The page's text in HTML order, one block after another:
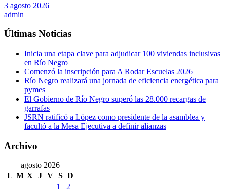
3 agosto 2026
admin
Últimas Noticias
Inicia una etapa clave para adjudicar 100 viviendas inclusivas
en Río Negro
Comenzó la inscripción para A Rodar Escuelas 2026
Río Negro realizará una jornada de eficiencia energética para
pymes
El Gobierno de Río Negro superó las 28.000 recargas de
garrafas
JSRN ratificó a López como presidente de la asamblea y
facultó a la Mesa Ejecutiva a definir alianzas
Archivo
agosto 2026
L M X J V S D
1
2